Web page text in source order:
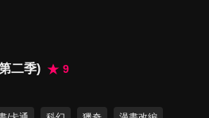
第7集 (給我出來！)箱中生活的
建議！
二季)
9